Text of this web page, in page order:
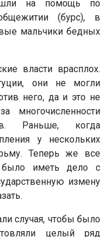
на помощь по
(бурс), в
мальчики бедных
власти врасплох.
они не могли
него, да и это не
многочисленности
Раньше, когда
у нескольких
Теперь же все
иметь дело с
измену
случая, чтобы было
целый ряд